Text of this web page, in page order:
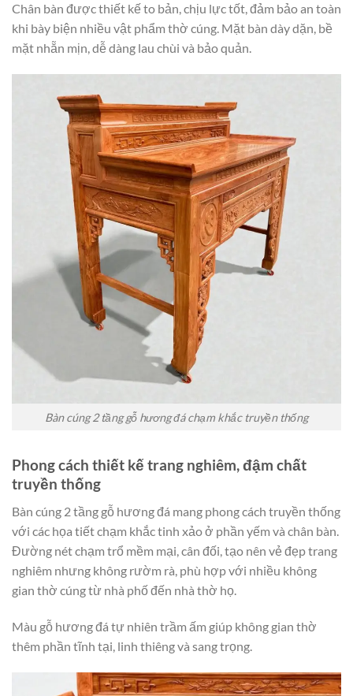
Chân bàn được thiết kế to bản, chịu lực tốt, đảm bảo an toàn
khi bày biện nhiều vật phẩm thờ cúng. Mặt bàn dày dặn, bề
mặt nhẵn mịn, dễ dàng lau chùi và bảo quản.
Bàn cúng 2 tầng gỗ hương đá chạm khắc truyền thống
Phong cách thiết kế trang nghiêm, đậm chất
truyền thống
Bàn cúng 2 tầng gỗ hương đá mang phong cách truyền thống
với các họa tiết chạm khắc tinh xảo ở phần yếm và chân bàn.
Đường nét chạm trổ mềm mại, cân đối, tạo nên vẻ đẹp trang
nghiêm nhưng không rườm rà, phù hợp với nhiều không
gian thờ cúng từ nhà phố đến nhà thờ họ.
Màu gỗ hương đá tự nhiên trầm ấm giúp không gian thờ
thêm phần tĩnh tại, linh thiêng và sang trọng.